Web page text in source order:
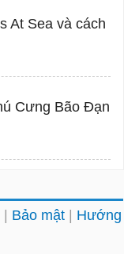
At Sea và cách
Cưng Bão Đạn
Bảo mật
Hướng